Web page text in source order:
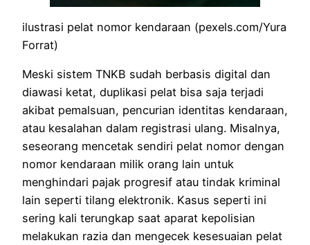
ilustrasi pelat nomor kendaraan (pexels.com/Yura
Forrat)
Meski sistem TNKB sudah berbasis digital dan
diawasi ketat, duplikasi pelat bisa saja terjadi
akibat pemalsuan, pencurian identitas kendaraan,
atau kesalahan dalam registrasi ulang. Misalnya,
seseorang mencetak sendiri pelat nomor dengan
nomor kendaraan milik orang lain untuk
menghindari pajak progresif atau tindak kriminal
lain seperti tilang elektronik. Kasus seperti ini
sering kali terungkap saat aparat kepolisian
melakukan razia dan mengecek kesesuaian pelat